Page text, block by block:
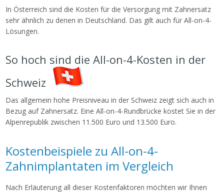
In Österreich sind die Kosten für die Versorgung mit Zahnersatz
sehr ähnlich zu denen in Deutschland. Das gilt auch für All-on-4-
Lösungen.
So hoch sind die All-on-4-Kosten in der
Schweiz
Das allgemein hohe Preisniveau in der Schweiz zeigt sich auch in
Bezug auf Zahnersatz. Eine All-on-4-Rundbrücke kostet Sie in der
Alpenrepublik zwischen 11.500 Euro und 13.500 Euro.
Kostenbeispiele zu All-on-4-
Zahnimplantaten im Vergleich
Nach Erläuterung all dieser Kostenfaktoren möchten wir Ihnen